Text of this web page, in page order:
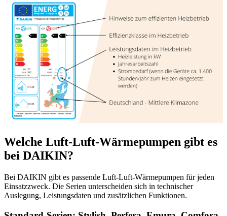
Welche Luft-Luft-Wärmepumpen gibt es
bei DAIKIN?
Bei DAIKIN gibt es passende Luft-Luft-Wärmepumpen für jeden
Einsatzzweck. Die Serien unterscheiden sich in technischer
Auslegung, Leistungsdaten und zusätzlichen Funktionen.